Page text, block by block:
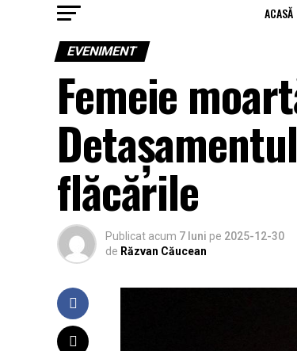
ACASĂ
EVENIMENT
Femeie
flăcările
Publicat acum 7 luni pe 2025-12-30
de Răzvan Căucean